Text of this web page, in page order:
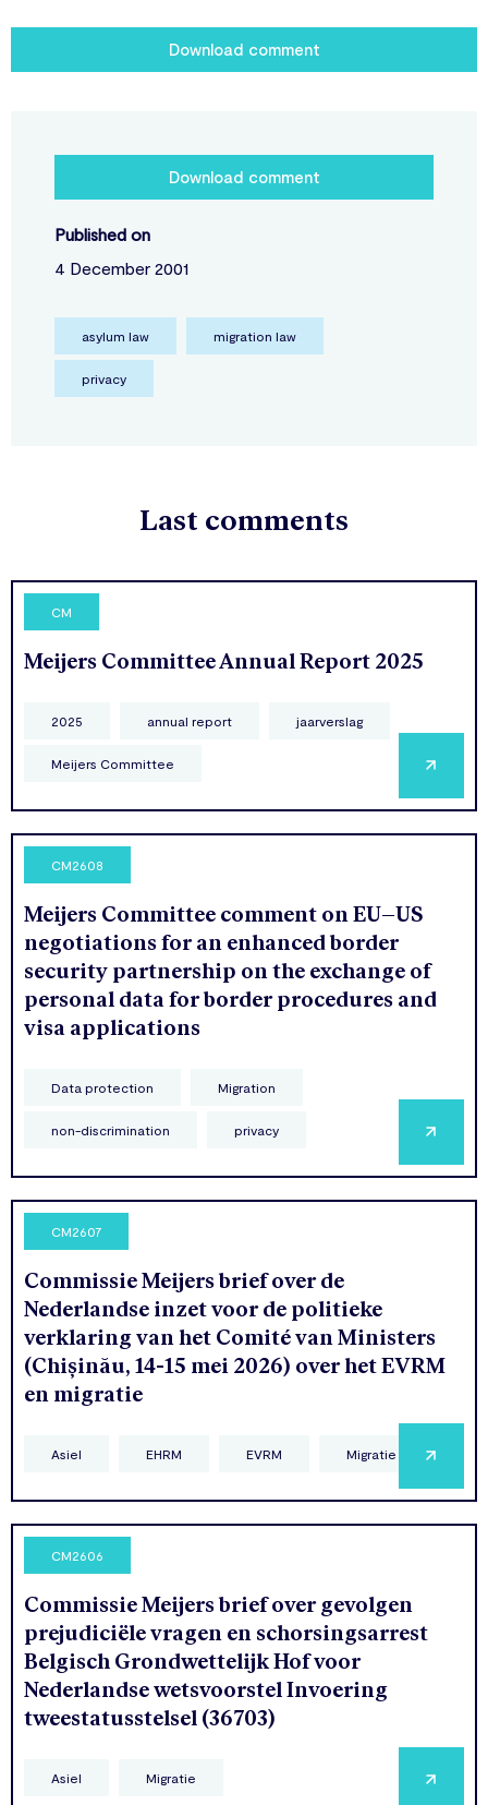
Download comment
Download comment
Published on
4 December 2001
asylum law migration law
privacy
Last comments
CM
Meijers Committee Annual Report 2025
2025 annual report jaarverslag
Meijers Committee
CM2608
Meijers Committee comment on EU–US
negotiations for an enhanced border
security partnership on the exchange of
personal data for border procedures and
visa applications
Data protection Migration
non-discrimination privacy
CM2607
Commissie Meijers brief over de
Nederlandse inzet voor de politieke
verklaring van het Comité van Ministers
(Chișinău, 14-15 mei 2026) over het EVRM
en migratie
Asiel EHRM EVRM Migratie
CM2606
Commissie Meijers brief over gevolgen
prejudiciële vragen en schorsingsarrest
Belgisch Grondwettelijk Hof voor
Nederlandse wetsvoorstel Invoering
tweestatusstelsel (36703)
Asiel Migratie